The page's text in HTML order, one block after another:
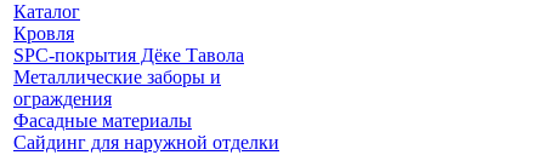
Каталог
Кровля
SPC-покрытия Дёке Тавола
Металлические заборы и
ограждения
Фасадные материалы
Сайдинг для наружной отделки